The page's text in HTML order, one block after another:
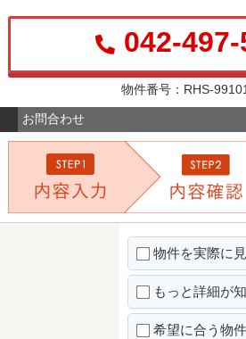
042-
物件番号：RHS-
お問合わせ
物件を実際に
もっと詳細が
希望に合う物